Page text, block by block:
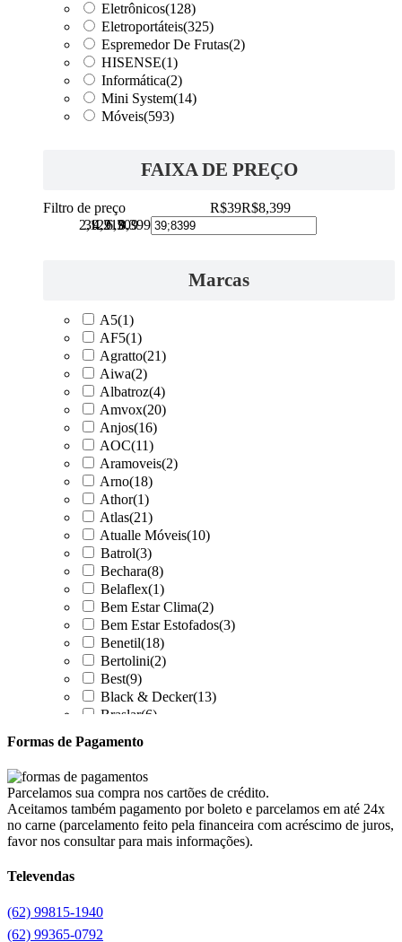
Eletrônicos(128)
Eletroportáteis(325)
Espremedor De Frutas(2)
HISENSE(1)
Informática(2)
Mini System(14)
Móveis(593)
FAIXA DE PREÇO
Filtro de preço R$39R$8,399
39
2,129
4,219
6,309
8,399
Marcas
A5(1)
AF5(1)
Agratto(21)
Aiwa(2)
Albatroz(4)
Amvox(20)
Anjos(16)
AOC(11)
Aramoveis(2)
Arno(18)
Athor(1)
Atlas(21)
Atualle Móveis(10)
Batrol(3)
Bechara(8)
Belaflex(1)
Bem Estar Clima(2)
Bem Estar Estofados(3)
Benetil(18)
Bertolini(2)
Best(9)
Black & Decker(13)
Braslar(6)
Britânia
cadence
Cairu(7)
Canaã Moveis (0)
Canaã Móveis(2)
Carioca Móveis(8)
Clarice
clock
Formas de Pagamento
Parcelamos sua compra nos cartões de crédito.
Aceitamos também pagamento por boleto e parcelamos em até 24x
no carne (parcelamento feito pela financeira com acréscimo de juros,
favor nos consultar para mais informações).
Televendas
(62) 99815-1940
(62) 99365-0792